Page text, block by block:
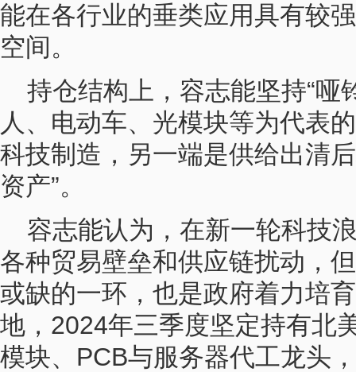
能在各行业的垂类应用具有较
空间。
持仓结构上，容志能坚持“哑
人、电动车、光模块等为代表
科技制造，另一端是供给出清
资产”。
容志能认为，在新一轮科技
各种贸易壁垒和供应链扰动，
或缺的一环，也是政府着力培
地，2024年三季度坚定持有北
模块、PCB与服务器代工龙头